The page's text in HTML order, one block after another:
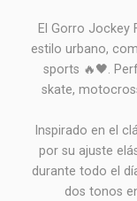
El Gorro Jockey
estilo urbano,
sports 🔥🖤.
skate,
Inspirado en el
por su ajuste
durante todo el
dos tonos